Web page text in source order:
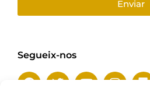
Enviar
Segueix-nos